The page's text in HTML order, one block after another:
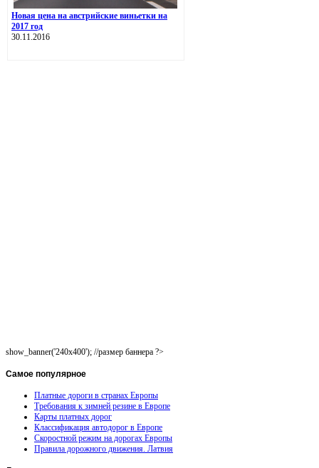
Новая цена на австрийские виньетки на
2017 год
30.11.2016
show_banner('240x400'); //размер баннера ?>
Самое популярное
Платные дороги в странах Европы
Требования к зимней резине в Европе
Карты платных дорог
Классификация автодорог в Европе
Скоростной режим на дорогах Европы
Правила дорожного движения. Латвия